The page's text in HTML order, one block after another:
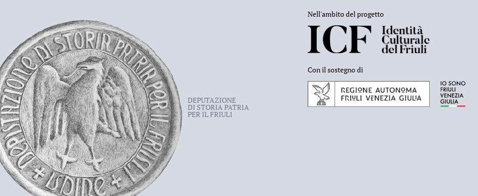
DEPUTAZIONE
DI STORIA PATRIA
PER IL FRIULI
Nell'ambito del progetto
Con il sostegno di